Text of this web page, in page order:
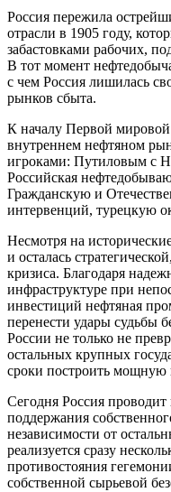
Россия пережила
отрасли в 1905 году,
забастовками рабочих,
В тот момент
с чем Россия лишилась
рынков сбыта.
К началу Первой мировой
внутреннем нефтяном
игроками: Путиловым с
Российская
Гражданскую и
интервенций, турецкую
Несмотря на
и осталась
кризиса. Благодаря
инфраструктуре при
инвестиций нефтяная
перенести удары судьбы
России не только не
остальных крупных
сроки построить
Сегодня Россия
поддержания
независимости от
реализуется сразу
противостояния
собственной сырьевой